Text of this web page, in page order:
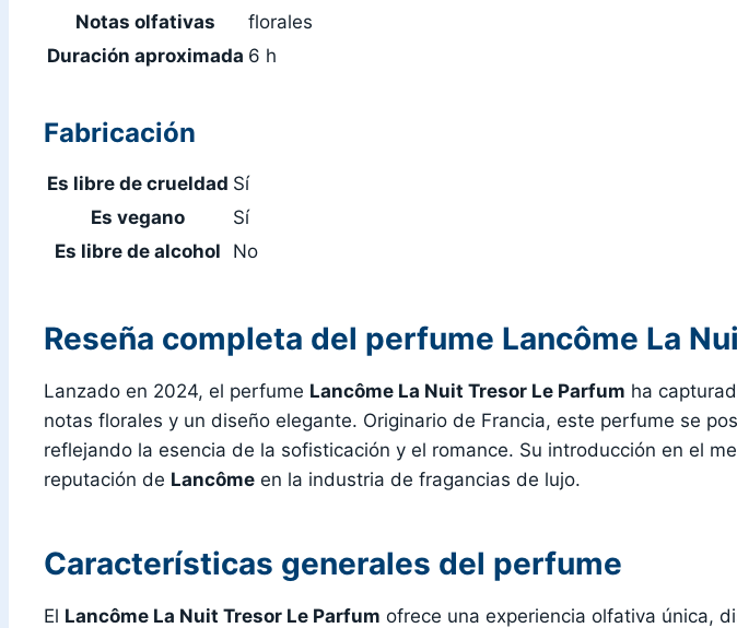
Notas olfativas
florales
Duración aproximada 6 h
Fabricación
Es libre de crueldad Sí
Es vegano
Sí
Es libre de alcohol
No
Reseña completa del perfume Lancôme La
Lanzado en 2024, el perfume Lancôme La Nuit Tresor Le Parfum ha
notas florales y un diseño elegante. Originario de Francia, este perfume se
reflejando la esencia de la sofisticación y el romance. Su introducción en el
reputación de Lancôme en la industria de fragancias de lujo.
Características generales del perfume
El Lancôme La Nuit Tresor Le Parfum ofrece una experiencia olfativa única,